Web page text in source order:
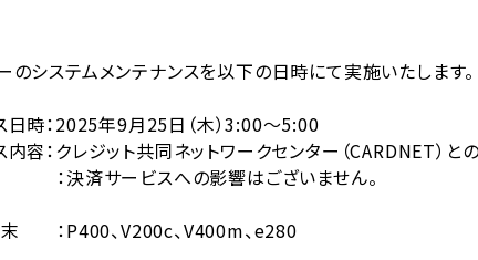
のシステムメンテナンスを以下の日時にて実施いたします。
日時：2025年9月25日（木）3:00〜5:00
内容：クレジット共同ネットワークセンター（CARDNET）
決済サービスへの影響はございません。
：P400、V200c、V400m、e280